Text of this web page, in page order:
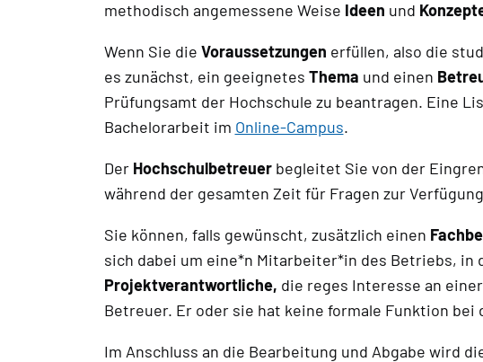
methodisch angemessene Weise Ideen und
Wenn Sie die Voraussetzungen erfüllen, also die
es zunächst, ein geeignetes Thema und einen
Prüfungsamt der Hochschule zu beantragen. Eine
Bachelorarbeit im Online-Campus.
Der Hochschulbetreuer begleitet Sie von der
während der gesamten Zeit für Fragen zur
Sie können, falls gewünscht, zusätzlich einen
sich dabei um eine*n Mitarbeiter*in des Betriebs,
Projektverantwortliche, die reges Interesse an
Betreuer. Er oder sie hat keine formale Funktion
Im Anschluss an die Bearbeitung und Abgabe wird